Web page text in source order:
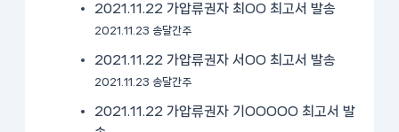
2021.11.22 가압류권자 최OO 최고서 발송
2021.11.23 송달간주
2021.11.22 가압류권자 서OO 최고서 발송
2021.11.23 송달간주
2021.11.22 가압류권자 기OOOOO 최고서 발